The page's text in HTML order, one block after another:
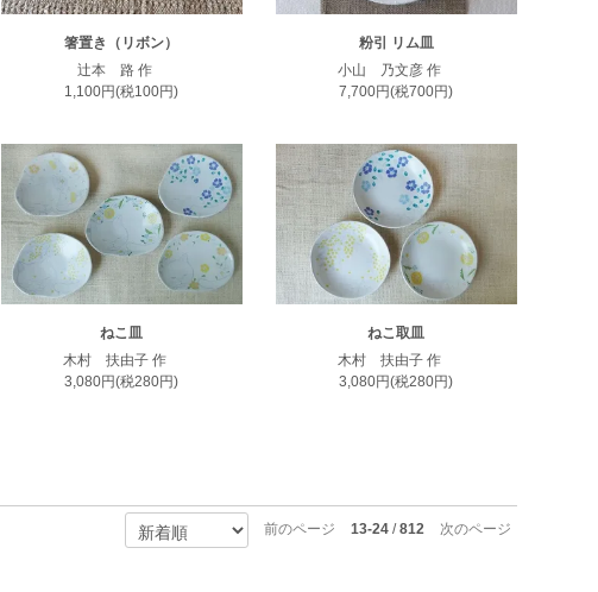
箸置き（リボン）
辻本 路 作
1,100円(税100円)
粉引 リム皿
小山 乃文彦 作
7,700円(税700円)
ねこ皿
木村 扶由子 作
3,080円(税280円)
ねこ取皿
木村 扶由子 作
3,080円(税280円)
前のページ 13-24/812 次のページ